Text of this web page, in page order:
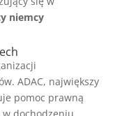
niemcy
ADAC, największy
pomoc prawną